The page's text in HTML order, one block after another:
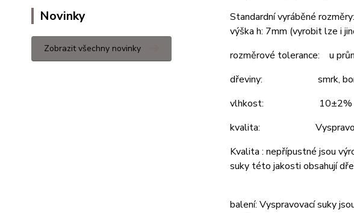
Novinky
Zobrazit všechny novinky
Standardní vyráběné
výška h: 7mm (vyrobit lze i
rozměrové tolerance: u
dřeviny: smrk, borovice,
vlhkost: 10±2%
kvalita: Vyspravovací
Kvalita : nepřípustné jsou
suky této jakosti obsahují
balení: Vyspravovací suky